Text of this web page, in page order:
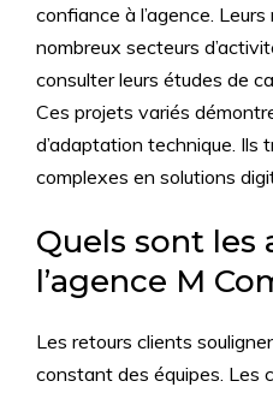
confiance à l’agence.
nombreux secteurs
consulter leurs études de
Ces projets variés
d’adaptation technique.
complexes en solutions
Quels sont les
l’agence M
Les retours clients
constant des équipes. Les